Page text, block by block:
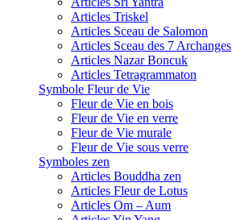
Articles Triskel
Articles Sceau de Salomon
Articles Sceau des 7 Archanges
Articles Nazar Boncuk
Articles Tetragrammaton
Symbole Fleur de Vie
Fleur de Vie en bois
Fleur de Vie en verre
Fleur de Vie murale
Fleur de Vie sous verre
Symboles zen
Articles Bouddha zen
Articles Fleur de Lotus
Articles Om – Aum